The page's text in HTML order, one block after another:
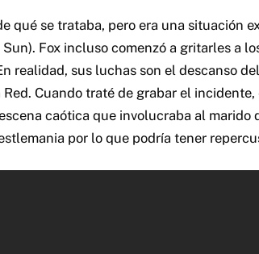
qué se trataba, pero era una situación
Fox incluso comenzó a gritarles a
realidad, sus luchas son el descanso
Cuando traté de grabar el
caótica que involucraba al marido
por lo que podría tener